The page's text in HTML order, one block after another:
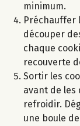
minimum.
Préchauffer
découper
chaque
recouverte
Sortir les
avant de les
refroidir.
une boule